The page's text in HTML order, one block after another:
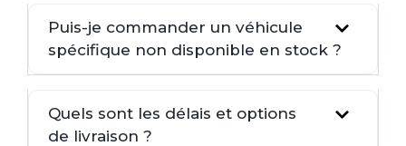
Puis-je commander un véhicule
spécifique non disponible en stock ?
Quels sont les délais et options
de livraison ?